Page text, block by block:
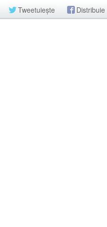
Tweetuiește Distribuie